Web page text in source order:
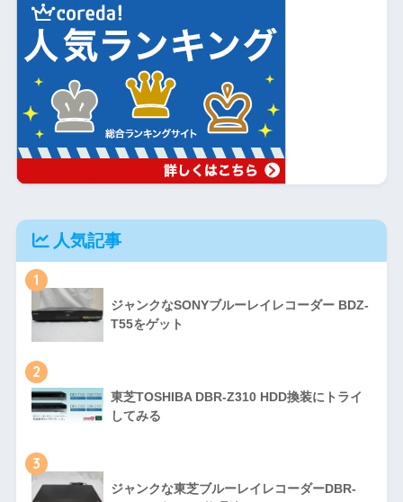
人気記事
1
ジャンクなSONYブルーレイレコーダー BDZ-
T55をゲット
2
東芝TOSHIBA DBR-Z310 HDD換装にトライ
してみる
3
ジャンクな東芝ブルーレイレコーダーDBR-